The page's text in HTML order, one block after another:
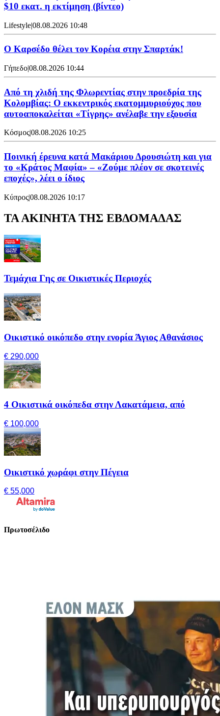
$10 εκατ. η εκτίμηση (βίντεο)
Lifestyle|08.08.2026 10:48
Ο Καρσέδο θέλει τον Κορέια στην Σπαρτάκ!
Γήπεδο|08.08.2026 10:44
Από τη χλιδή της Φλωρεντίας στην προεδρία της
Κολομβίας: Ο εκκεντρικός εκατομμυριούχος που
αυτοαποκαλείται «Τίγρης» ανέλαβε την εξουσία
Κόσμος08.08.2026 10:25
Ποινική έρευνα κατά Μακάριου Δρουσιώτη και για
το «Κράτος Μαφία» – «Ζούμε πλέον σε σκοτεινές
εποχές», λέει ο ίδιος
Κύπρος|08.08.2026 10:17
ΤΑ ΑΚΙΝΗΤΑ ΤΗΣ ΕΒΔΟΜΑΔΑΣ
Τεμάχια Γης σε Οικιστικές Περιοχές
Οικιστικό οικόπεδο στην ενορία Άγιος Αθανάσιος
€ 290,000
4 Οικιστικά οικόπεδα στην Λακατάμεια, από
€ 100,000
Οικιστικό χωράφι στην Πέγεια
€ 55,000
Πρωτοσέλιδο